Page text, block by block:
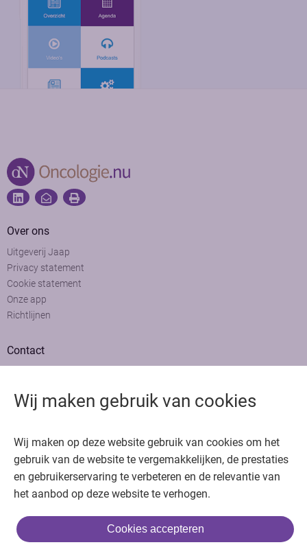
Wij maken gebruik van cookies
Wij maken op deze website gebruik van cookies om het
gebruik van de website te vergemakkelijken, de prestaties
en gebruikerservaring te verbeteren en de relevantie van
het aanbod op deze website te verhogen.
Cookies accepteren
Bedankt voor het bezoeken van Oncologie.nu
Krijg gratis toegang in 30 seconden of log in om verder te gaan
of
Over ons
Uitgeverij Jaap
Privacy statement
Cookie statement
Onze app
Richtlijnen
Contact
Adverteren
Copyright © 2026. Uitgeverij Jaap. Alle rechten voorbehouden.